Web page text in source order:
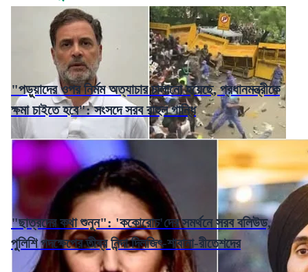
"পড়ুয়াদের ওপর নির্মম অত্যাচার চালানো হয়েছে, প্রধানমন্ত্রীকে
ক্ষমা চাইতে হবে": সংসদে সরব রাহুল গান্ধি
"ছাত্রদের কথা শুনুন": 'ককোরোচ'দের সমর্থনে সরব বলিউড,
পুলিশি পদক্ষেপের তীব্র নিন্দা দিলজিৎ-শাবানা-রীতেশদের